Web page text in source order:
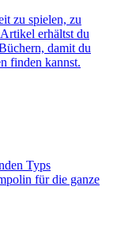
zu spielen, zu
erhältst du
damit du
finden kannst.
Typs
für die ganze